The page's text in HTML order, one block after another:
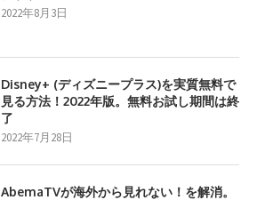
2022年8月3日
Disney+ (ディズニープラス)を実質無料で
見る方法！2022年版。無料お試し期間は終
了
2022年7月28日
AbemaTVが海外から見れない！を解消。